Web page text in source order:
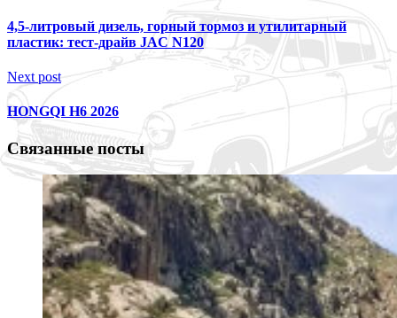
4,5-литровый дизель, горный тормоз и утилитарный
пластик: тест-драйв JAC N120
Next post
HONGQI H6 2026
Связанные посты